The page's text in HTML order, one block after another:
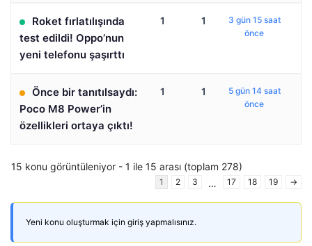
Roket fırlatılışında
test edildi! Oppo’nun
yeni telefonu şaşırttı
1 1
3 gün 15 saat
önce
Önce bir tanıtılsaydı:
Poco M8 Power’in
özellikleri ortaya çıktı!
1 1
5 gün 14 saat
önce
15 konu görüntüleniyor - 1 ile 15 arası (toplam 278)
1 2 3 … 17 18 19 →
Yeni konu oluşturmak için giriş yapmalısınız.